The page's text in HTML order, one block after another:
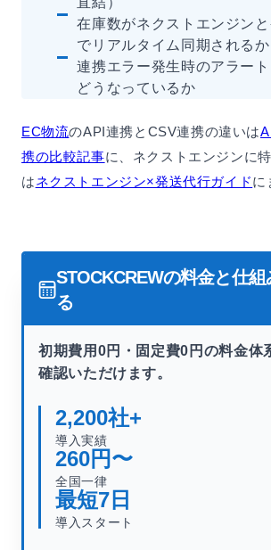
在庫数がネクストエンジン
でリアルタイム同期されるか
連携エラー発生時のアラー
どうなっているか
EC物流のAPI連携とCSV連携の違いは
携の比較記事に、ネクストエンジンに
はネクストエンジン×発送代行ガイドに
STOCKCREWの料金と仕
る
初期費用0円・固定費0円の料金体
確認いただけます。
2,200社+
導入実績
260円〜
全国一律
最短7 日
導入スタート